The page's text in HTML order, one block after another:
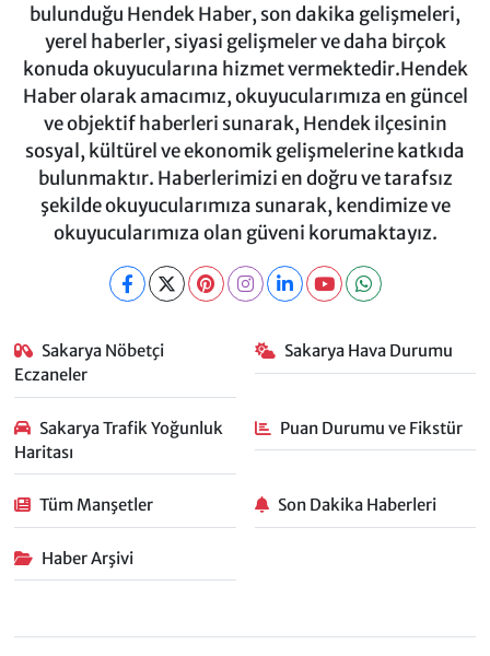
bulunduğu Hendek Haber, son dakika gelişmeleri,
yerel haberler, siyasi gelişmeler ve daha birçok
konuda okuyucularına hizmet vermektedir.Hendek
Haber olarak amacımız, okuyucularımıza en güncel
ve objektif haberleri sunarak, Hendek ilçesinin
sosyal, kültürel ve ekonomik gelişmelerine katkıda
bulunmaktır. Haberlerimizi en doğru ve tarafsız
şekilde okuyucularımıza sunarak, kendimize ve
okuyucularımıza olan güveni korumaktayız.
Sakarya Nöbetçi
Eczaneler
Sakarya Hava Durumu
Sakarya Trafik Yoğunluk
Haritası
Puan Durumu ve Fikstür
Tüm Manşetler Son Dakika Haberleri
Haber Arşivi